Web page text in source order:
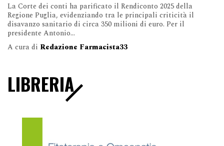
La Corte dei conti ha parificato il Rendiconto 2025 della
Regione Puglia, evidenziando tra le principali criticità il
disavanzo sanitario di circa 350 milioni di euro. Per il
presidente Antonio...
A cura di Redazione Farmacista33
LIBRERIA